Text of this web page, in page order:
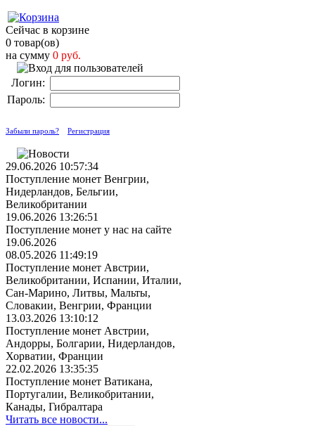
Сейчас в корзине
0 товар(ов)
на сумму 0 руб.
Логин:
Пароль:
Забыли пароль? Регистрация
29.06.2026 10:57:34
Поступление монет Венгрии,
Нидерландов, Бельгии,
Великобритании
19.06.2026 13:26:51
Поступление монет у нас на сайте
19.06.2026
08.05.2026 11:49:19
Поступление монет Австрии,
Великобритании, Испании, Италии,
Сан-Марино, Литвы, Мальты,
Словакии, Венгрии, Франции
13.03.2026 13:10:12
Поступление монет Австрии,
Андорры, Болгарии, Нидерландов,
Хорватии, Франции
22.02.2026 13:35:35
Поступление монет Ватикана,
Португалии, Великобритании,
Канады, Гибралтара
Читать все новости...